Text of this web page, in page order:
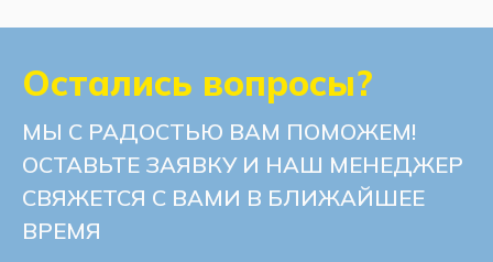
Угловые диваны с нишей для белья
Остались вопросы?
МЫ С РАДОСТЬЮ ВАМ ПОМОЖЕМ!
ОСТАВЬТЕ ЗАЯВКУ И НАШ МЕНЕДЖЕР
СВЯЖЕТСЯ С ВАМИ В БЛИЖАЙШЕЕ
ВРЕМЯ